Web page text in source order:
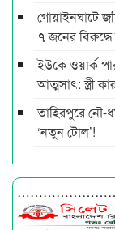
গোয়াইনঘাটে
৭ জনের
ইউকে ওয়ার্ক
আত্মসাৎ: স্ত্রী
তাহিরপুরে নৌ-
‘নতুন টোল’!